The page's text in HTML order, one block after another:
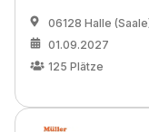
06128 Halle
01.09.2027
125 Plätze